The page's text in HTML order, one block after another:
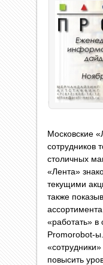
Московские
сотрудников
столичных
«Лента»
текущими
также
«работать»
Promorobot-
повысить